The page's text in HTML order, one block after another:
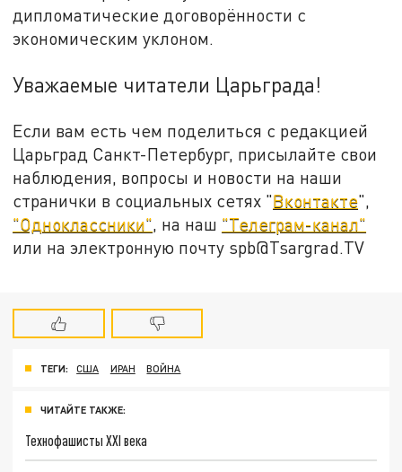
дипломатические договорённости с
экономическим уклоном.
Уважаемые читатели Царьграда!
Если вам есть чем поделиться с редакцией
Царьград Санкт-Петербург, присылайте свои
наблюдения, вопросы и новости на наши
странички в социальных сетях "Вконтакте",
"Одноклассники", на наш "Телеграм-канал"
или на электронную почту spb@Tsargrad.TV
ТЕГИ: США ИРАН ВОЙНА
ЧИТАЙТЕ ТАКЖЕ:
Технофашисты XXI века